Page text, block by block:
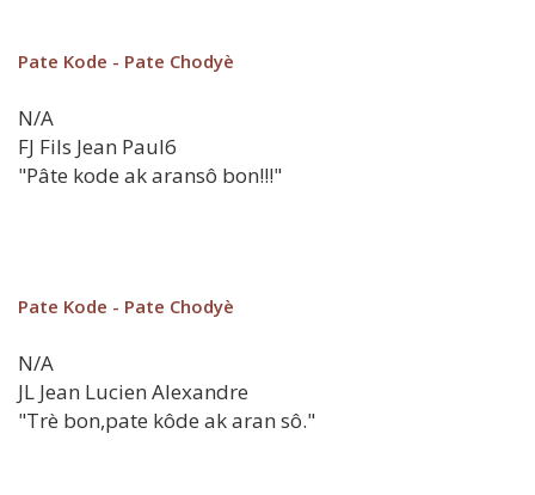
Pate Kode - Pate Chodyè
N/A
FJ Fils Jean Paul6
"Pâte kode ak aransô bon!!!"
Pate Kode - Pate Chodyè
N/A
JL Jean Lucien Alexandre
"Trè bon,pate kôde ak aran sô."